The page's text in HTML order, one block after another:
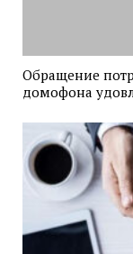
Обращение
домофона